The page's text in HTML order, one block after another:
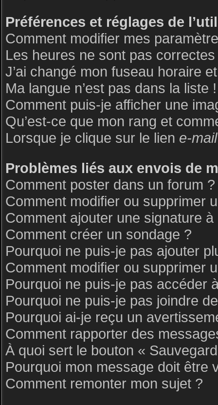
Préférences et réglages de
Comment modifier mes
Les heures ne sont pas correctes
J’ai changé mon fuseau horaire
Ma langue n’est pas dans la liste !
Comment puis-je afficher une
Qu’est-ce que mon rang et
Lorsque je clique sur le lien e-mail
Problèmes liés aux envois de
Comment poster dans un forum ?
Comment modifier ou supprimer
Comment ajouter une signature
Comment créer un sondage ?
Pourquoi ne puis-je pas ajouter
Comment modifier ou supprimer
Pourquoi ne puis-je pas accéder
Pourquoi ne puis-je pas joindre
Pourquoi ai-je reçu un
Comment rapporter des
À quoi sert le bouton «
Pourquoi mon message doit être
Comment remonter mon sujet ?